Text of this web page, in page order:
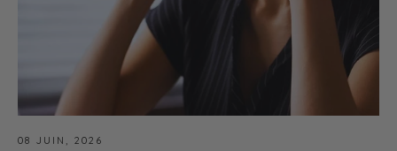
08 JUIN, 2026